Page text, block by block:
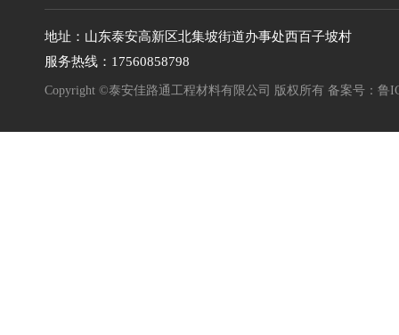
地址：山东泰安高新区北集坡街道办事处西百子坡村
服务热线：17560858798
Copyright ©泰安佳路通工程材料有限公司 版权所有 备案号： 鲁